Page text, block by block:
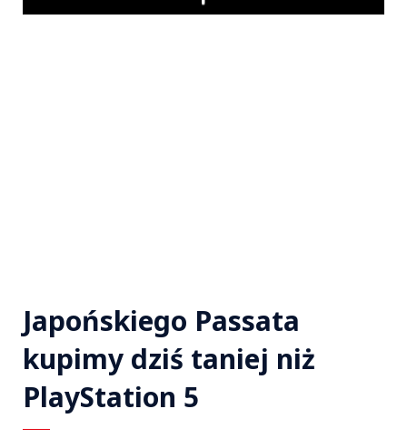
Play
Japońskiego Passata
kupimy dziś taniej niż
PlayStation 5